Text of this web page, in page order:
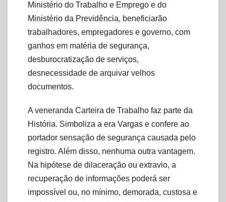
Ministério do Trabalho e Emprego e do
Ministério da Previdência, beneficiarão
trabalhadores, empregadores e governo, com
ganhos em matéria de segurança,
desburocratização de serviços,
desnecessidade de arquivar velhos
documentos.
A veneranda Carteira de Trabalho faz parte da
História. Simboliza a era Vargas e confere ao
portador sensação de segurança causada pelo
registro. Além disso, nenhuma outra vantagem.
Na hipótese de dilaceração ou extravio, a
recuperação de informações poderá ser
impossível ou, no mínimo, demorada, custosa e